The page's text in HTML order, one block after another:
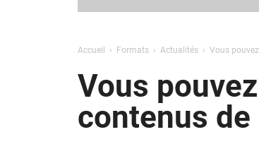
Accueil Formats Actualités Vous
Vous
contenus